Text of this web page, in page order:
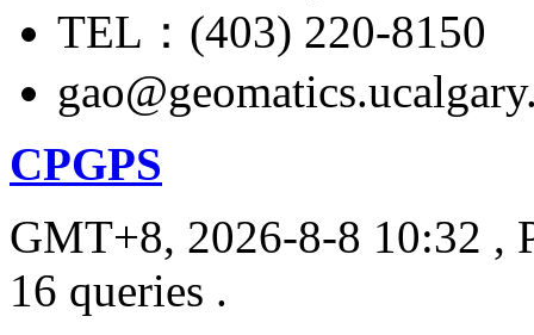
TEL：(403) 220-8150
CPGPS
GMT+8, 2026-8-8 10:32 ,
16 queries .